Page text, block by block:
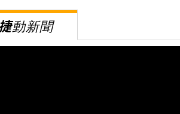
動新聞